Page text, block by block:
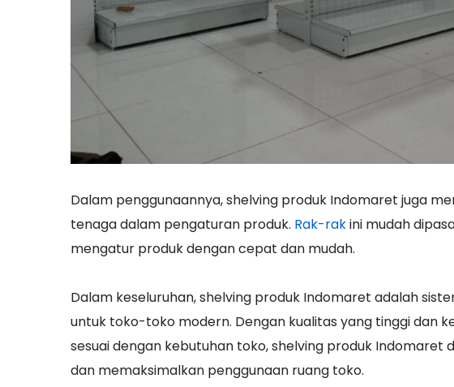
Dalam penggunaannya, shelving produk Indomaret juga
tenaga dalam pengaturan produk. Rak-rakini mudah
mengatur produk dengan cepat dan mudah.
Dalam keseluruhan, shelving produk Indomaret adalah
untuk toko-toko modern. Dengan kualitas yang tinggi dan
sesuai dengan kebutuhan toko, shelving produk
dan memaksimalkan penggunaan ruang toko.